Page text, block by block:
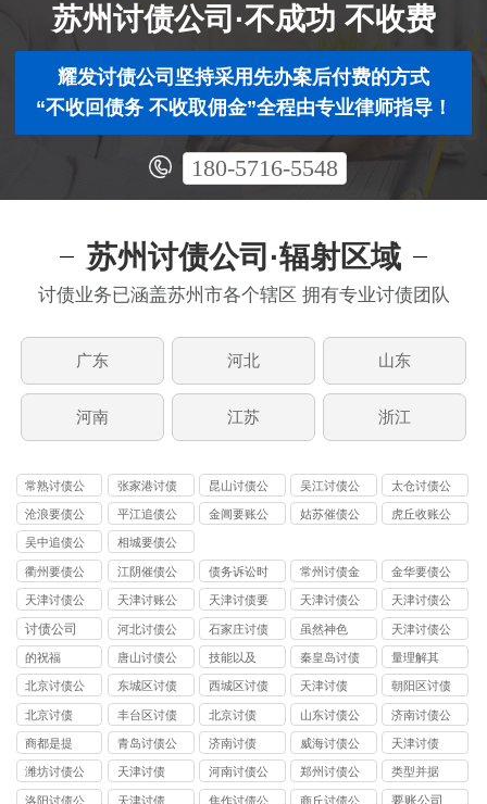
苏州讨债公司·不成功 不收费
耀发讨债公司坚持采用先办案后付费的方式
“不收回债务 不收取佣金”全程由专业律师指导！
180-5716-5548
苏州讨债公司·辐射区域
讨债业务已涵盖苏州市各个辖区 拥有专业讨债团队
广东 河北 山东
河南 江苏 浙江
常熟讨债公
司
张家港讨债
公司
昆山讨债公
司
吴江讨债公
司
太仓讨债公
司
沧浪要债公
司
平江追债公
司
金阊要账公
姑苏催债公
虎丘收账公
吴中追债公
司
相城要债公
司
衢州要债公
司
江阴催债公
司服务
债务诉讼时
效
常州讨债金
坛公司
金华要债公
司
天津讨债公
司
天津讨账公
司
天津讨债要
账公司
天津讨债公
司
天津讨债公
司
讨债公司
河北讨债公
司
石家庄讨债
公司
虽然神色
天津讨债公
司
的祝福
唐山讨债公
司
技能以及
秦皇岛讨债
公司
量理解其
北京讨债公
司
东城区讨债
公司
西城区讨债
公司
天津讨债
朝阳区讨债
公司
北京讨债
丰台区讨债
公司
北京讨债
山东讨债公
司
济南讨债公
司
商都是提
青岛讨债公
司
济南讨债
威海讨债公
司
天津讨债
潍坊讨债公
司
天津讨债
河南讨债公
司
郑州讨债公
司
类型并据
洛阳讨债公
天津讨债
焦作讨债公
商丘讨债公
要账公司